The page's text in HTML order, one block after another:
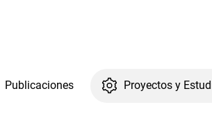
Publicaciones Proyectos y